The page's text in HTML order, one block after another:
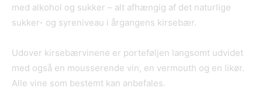
med alkohol og sukker – alt afhængig af det naturlige
sukker- og syreniveau i årgangens kirsebær.
Udover kirsebærvinene er porteføljen langsomt udvidet
med også en mousserende vin, en vermouth og en likør.
Alle vine som bestemt kan anbefales.